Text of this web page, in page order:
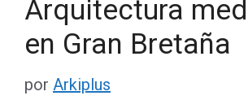
Arquitectura
en Gran Bretaña
por Arkiplus